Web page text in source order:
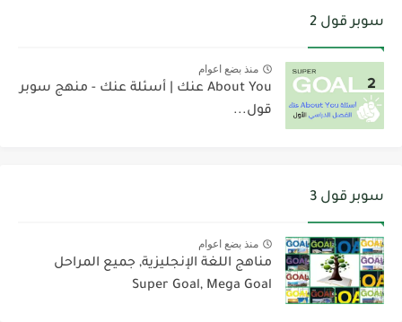
سوبر قول 2
منذ بضع اعوام
About You عنك | أسئلة عنك - منهج سوبر
قول...
سوبر قول 3
منذ بضع اعوام
مناهج اللغة الإنجليزية, جميع المراحل
Super Goal, Mega Goal